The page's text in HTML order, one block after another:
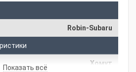
Robin-Subaru
Хомут
Показать всё